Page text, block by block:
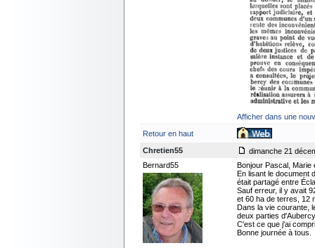
Afficher dans une
Retour en haut
Chretien55
dimanche 21
Bernard55
Bonjour Pascal, Marie
En lisant le document
était partagé entre
Sauf erreur, il y avait
et 60 ha de terres, 12
Dans la vie courante,
deux parties
C'est ce que j'ai
Bonne journée à tous.